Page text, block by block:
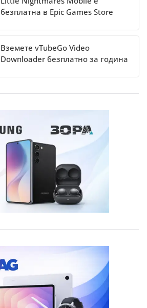
безплатна в Epic Games Store
Вземете vTubeGo Video
Downloader безплатно за година